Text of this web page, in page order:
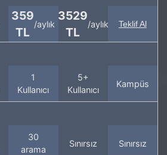
359
TL
/aylık
3529
TL
/aylık Teklif Al
1
Kullanıcı
5+
Kullanıcı
Kampüs
30
arama
Sınırsız Sınırsız